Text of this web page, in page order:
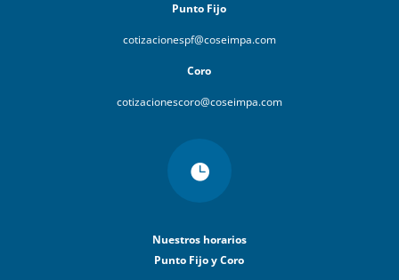
Punto Fijo
cotizacionespf@coseimpa.com
Coro
cotizacionescoro@coseimpa.com

Nuestros horarios
Punto Fijo y Coro